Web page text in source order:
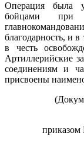
Операция была
бойцами при
благодарность, и
в честь
Артиллерийские
соединениям и
присвоены
приказом